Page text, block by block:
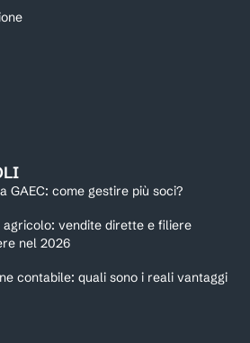
GAEC: come gestire più soci?
vendite dirette e filiere
nel 2026
contabile: quali sono i reali vantaggi